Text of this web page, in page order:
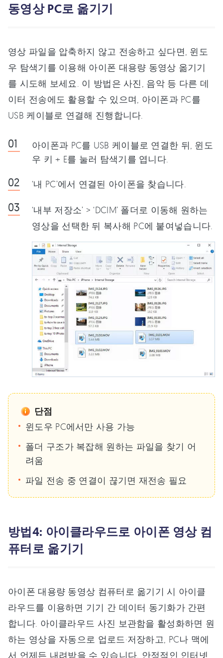
동영상 PC로 옮기기
영상 파일을 압축하지 않고 전송하고 싶다면, 윈도
우 탐색기를 이용해 아이폰 대용량 동영상 옮기기
를 시도해 보세요. 이 방법은 사진, 음악 등 다른 데
이터 전송에도 활용할 수 있으며, 아이폰과 PC를
USB 케이블로 연결해 진행합니다.
아이폰과 PC를 USB 케이블로 연결한 뒤, 윈도
우 키 + E를 눌러 탐색기를 엽니다.
‘내 PC’에서 연결된 아이폰을 찾습니다.
‘내부 저장소’ > ‘DCIM’ 폴더로 이동해 원하는
영상을 선택한 뒤 복사해 PC에 붙여넣습니다.
단점
윈도우 PC에서만 사용 가능
폴더 구조가 복잡해 원하는 파일을 찾기 어
려움
파일 전송 중 연결이 끊기면 재전송 필요
방법4: 아이클라우드로 아이폰 영상 컴
퓨터로 옮기기
아이폰 대용량 동영상 컴퓨터로 옮기기 시 아이클
라우드를 이용하면 기기 간 데이터 동기화가 간편
합니다. 아이클라우드 사진 보관함을 활성화하면 원
하는 영상을 자동으로 업로드·저장하고, PC나 맥에
서 언제든 내려받을 수 있습니다. 안정적인 인터넷